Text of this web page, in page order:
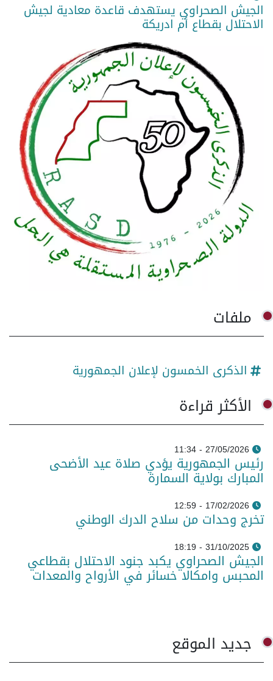
الجيش الصحراوي يستهدف قاعدة معادية لجيش
الاحتلال بقطاع أم ادريكة
ملفات
الذكرى الخمسون لإعلان الجمهورية
الأكثر قراءة
27/05/2026 - 11:34
رئيس الجمهورية يؤدي صلاة عيد الأضحى
المبارك بولاية السمارة
17/02/2026 - 12:59
تخرج وحدات من سلاح الدرك الوطني
31/10/2025 - 18:19
الجيش الصحراوي يكبد جنود الاحتلال بقطاعي
المحبس وامكالا خسائر في الأرواح والمعدات
جديد الموقع